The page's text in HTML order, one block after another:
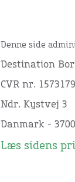
Denne side
Destination
CVR nr.
Ndr. Kystvej 3
Danmark -
Læs sidens